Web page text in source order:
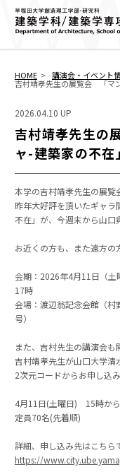
HOME 講演会・イベント
吉村靖孝先生の展覧会 「マ
2026.04.10 UP
吉村靖孝先生の
ャ-建築家の不
本学の吉村靖孝先生の展覧
昨年大好評を頂いたギャラ
不在」が、今週末から山口
お近くの方も、また遠方の
会期：2026年4月11日（
17時
会場：渡辺翁記念会館（
号）
また、吉村先生の講演会
吉村靖孝先生が山口大学清
2次元コードからお申し込み
4月11日(土曜日) 15時か
定員70名(先着順)
詳細、申し込み先はこちら
https://